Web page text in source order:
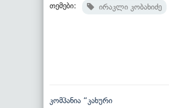
თემები: ირაკლი კობახიძე
კომპანია “კახური